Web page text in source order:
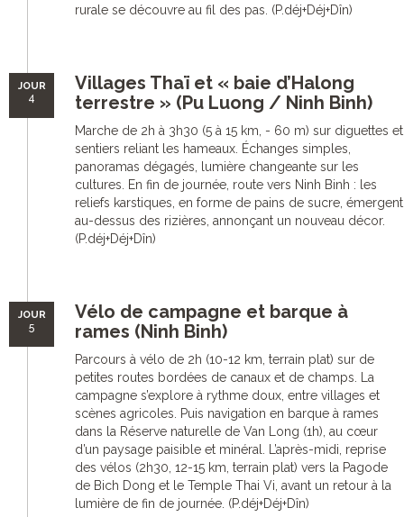
rurale se découvre au fil des pas. (P.déj+Déj+Dîn)
JOUR
4
Villages Thaï et « baie d’Halong
terrestre » (Pu Luong / Ninh Binh)
Marche de 2h à 3h30 (5 à 15 km, - 60 m) sur diguettes et
sentiers reliant les hameaux. Échanges simples,
panoramas dégagés, lumière changeante sur les
cultures. En fin de journée, route vers Ninh Binh : les
reliefs karstiques, en forme de pains de sucre, émergent
au-dessus des rizières, annonçant un nouveau décor.
(P.déj+Déj+Dîn)
JOUR
5
Vélo de campagne et barque à
rames (Ninh Binh)
Parcours à vélo de 2h (10-12 km, terrain plat) sur de
petites routes bordées de canaux et de champs. La
campagne s’explore à rythme doux, entre villages et
scènes agricoles. Puis navigation en barque à rames
dans la Réserve naturelle de Van Long (1h), au cœur
d’un paysage paisible et minéral. L’après-midi, reprise
des vélos (2h30, 12-15 km, terrain plat) vers la Pagode
de Bich Dong et le Temple Thai Vi, avant un retour à la
lumière de fin de journée. (P.déj+Déj+Dîn)